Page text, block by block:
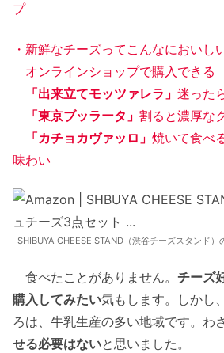
プ
・新鮮なチーズってこんなにおいし
オンラインショップで購入できる
「出来立てモッツァレラ」 迷った
「東京ブッラータ」 割ると濃厚な
「カチョカヴァッロ」 焼いて食べ
味わい
SHIBUYA CHEESE STAND（渋谷チーズスタンド）
食べたことがありません。 チーズ
購入してみたい気もします。しかし
ろは、牛乳生産の多い地域です。わ
せる必要はないと思いました。